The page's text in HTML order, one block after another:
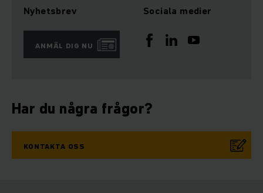
Nyhetsbrev
ANMÄL DIG NU
Sociala medier
Har du några frågor?
KONTAKTA OSS